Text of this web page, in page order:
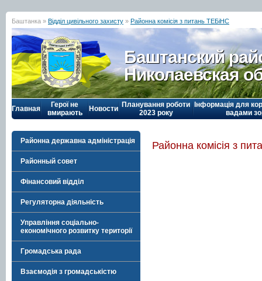
Баштанка » Відділ цивільного захисту » Районна комісія з питань ТЕБіНС
Баштанский
Николаевская
Главная
Герої не
вмирають
Новости Планування роботи
2023 року
Інформація для
вадами
Районна державна адміністрація
Районный совет
Фінансовий відділ
Регуляторна діяльність
Управління соціально-
економічного розвитку території
Громадська рада
Взаємодія з громадськістю
Районна комісія з